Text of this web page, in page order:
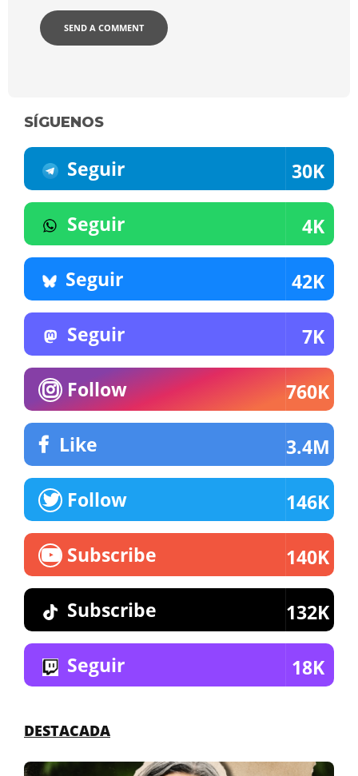
SÍGUENOS
Seguir 30K
Seguir 4K
Seguir 42K
Seguir 7K
Follow 760K
Like 3.4M
Follow 146K
Subscribe 140K
Subscribe 132K
Seguir 18K
DESTACADA